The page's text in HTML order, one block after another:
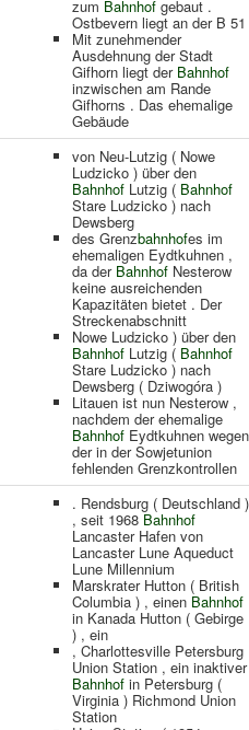
zum Bahnhof gebaut .
Ostbevern liegt an der B 51
Mit zunehmender
Ausdehnung der Stadt
Gifhorn liegt der Bahnhof
inzwischen am Rande
Gifhorns . Das ehemalige
Gebäude
von Neu-Lutzig ( Nowe
Ludzicko ) über den
Bahnhof Lutzig ( Bahnhof
Stare Ludzicko ) nach
Dewsberg
des Grenzbahnhofes im
ehemaligen Eydtkuhnen ,
da der Bahnhof Nesterow
keine ausreichenden
Kapazitäten bietet . Der
Streckenabschnitt
Nowe Ludzicko ) über den
Bahnhof Lutzig ( Bahnhof
Stare Ludzicko ) nach
Dewsberg ( Dziwogóra )
Litauen ist nun Nesterow ,
nachdem der ehemalige
Bahnhof Eydtkuhnen wegen
der in der Sowjetunion
fehlenden Grenzkontrollen
. Rendsburg ( Deutschland )
, seit 1968Bahnhof
Lancaster Hafen von
Lancaster Lune Aqueduct
Lune Millennium
Marskrater Hutton ( British
Columbia ) , einen Bahnhof
in Kanada Hutton ( Gebirge
) , ein
, Charlottesville Petersburg
Union Station , ein inaktiver
Bahnhof in Petersburg (
Virginia ) Richmond Union
Station